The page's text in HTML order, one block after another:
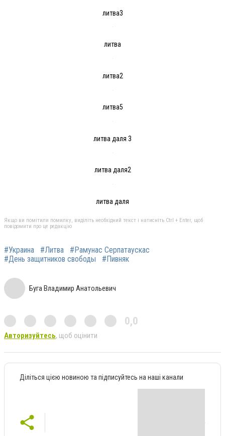
литва3
литва
литва2
литва5
литва даля 3
литва даля2
литва даля
Якщо ви помітили помилку, виділіть необхідний текст і натисніть Ctrl + Enter, щоб
повідомити про це редакцію
#Украина #Литва
#Рамунас Серпатаускас
#День защитников свободы
#Пивняк
Буга Владимир Анатольевич
0,0
Авторизуйтесь, щоб оцінити
Діліться цією новиною та підписуйтесь на наші канали